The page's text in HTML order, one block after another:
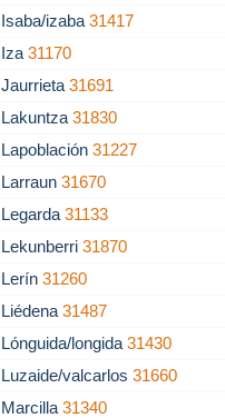
Isaba/izaba31417
Iza31170
Jaurrieta31691
Lakuntza31830
Lapoblación31227
Larraun31670
Legarda31133
Lekunberri31870
Lerín31260
Liédena31487
Lónguida/longida31430
Luzaide/valcarlos31660
Marcilla31340